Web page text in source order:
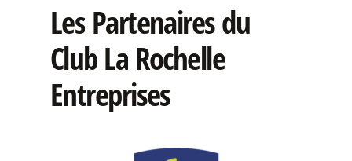
Les Partenairesdu
ClubLa Rochelle
Entreprises